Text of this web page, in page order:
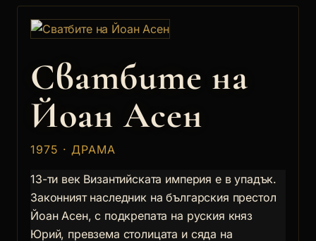
Сватбите на
Йоан Асен
1975 · ДРАМА
13-ти век Византийската империя е в упадък.
Законният наследник на българския престол
Йоан Асен, с подкрепата на руския княз
Юрий, превзема столицата и сяда на